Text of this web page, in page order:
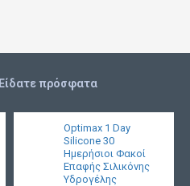
Είδατε πρόσφατα
Optimax 1 Day
Silicone 30
Ημερήσιοι Φακοί
Επαφής Σιλικόνης
Υδρογέλης